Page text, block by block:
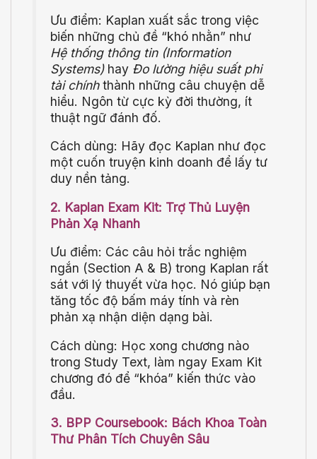
Ưu điểm: Kaplan xuất sắc trong việc
biến những chủ đề “khó nhằn” như
Hệ thống thông tin (Information
Systems)hay Đo lường hiệu suất phi
tài chínhthành những câu chuyện dễ
hiểu. Ngôn từ cực kỳ đời thường, ít
thuật ngữ đánh đố.
Cách dùng: Hãy đọc Kaplan như đọc
một cuốn truyện kinh doanh để lấy tư
duy nền tảng.
2. Kaplan Exam Kit: Trợ Thủ Luyện
Phản Xạ Nhanh
Ưu điểm: Các câu hỏi trắc nghiệm
ngắn (Section A & B) trong Kaplan rất
sát với lý thuyết vừa học. Nó giúp bạn
tăng tốc độ bấm máy tính và rèn
phản xạ nhận diện dạng bài.
Cách dùng: Học xong chương nào
trong Study Text, làm ngay Exam Kit
chương đó để “khóa” kiến thức vào
đầu.
3. BPP Coursebook: Bách Khoa Toàn
Thư Phân Tích Chuyên Sâu